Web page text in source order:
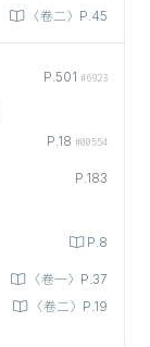
〈卷二〉P.45
P.501 #6923
P.18 #00554
P.183
P.8
〈卷一〉P.37
〈卷二〉P.19